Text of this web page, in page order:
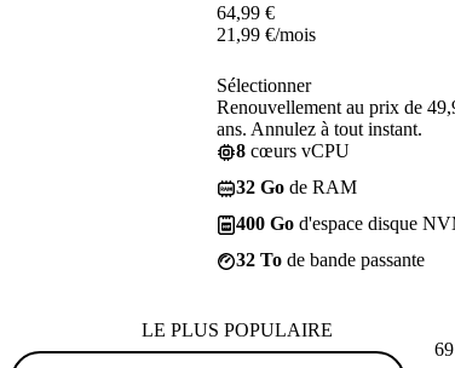
64,99 €
21,99 €/mois
Sélectionner
Renouvellement au prix de
ans. Annulez à tout instant.
8 cœurs vCPU
32 Go de RAM
400 Go d'espace disque
32 To de bande passante
LE PLUS POPULAIRE